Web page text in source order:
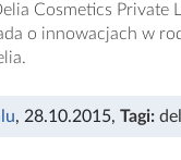
Cosmetics Private
o innowacjach w
, 28.10.2015, Tagi: